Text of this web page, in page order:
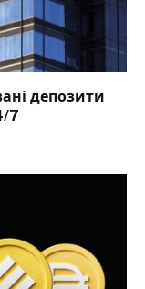
депозити
7